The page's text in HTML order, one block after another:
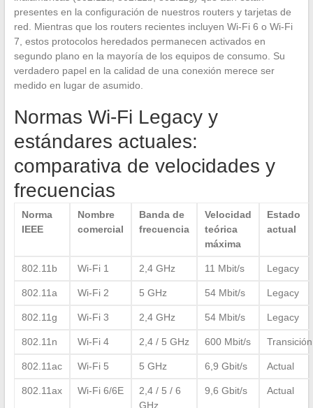
presentes en la configuración de nuestros routers y tarjetas de
red. Mientras que los routers recientes incluyen Wi-Fi 6 o Wi-Fi
7, estos protocolos heredados permanecen activados en
segundo plano en la mayoría de los equipos de consumo. Su
verdadero papel en la calidad de una conexión merece ser
medido en lugar de asumido.
Normas Wi-Fi Legacy y
estándares actuales:
comparativa de velocidades y
frecuencias
Norma
IEEE
Nombre
comercial
Banda de
frecuencia
Velocidad
teórica
máxima
Estado
actual
802.11b Wi-Fi 1 2,4 GHz 11 Mbit/s Legacy
802.11a Wi-Fi 2 5 GHz 54 Mbit/s Legacy
802.11g Wi-Fi 3 2,4 GHz 54 Mbit/s Legacy
802.11n Wi-Fi 4 2,4 / 5 GHz 600 Mbit/s Transición
802.11ac Wi-Fi 5 5 GHz 6,9 Gbit/s Actual
802.11ax Wi-Fi 6/6E
2,4 / 5 / 6
GHz
9,6 Gbit/s Actual